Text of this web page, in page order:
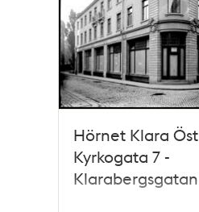
Hörnet Klara
Kyrkogata 7 -
Klarabergsgatan